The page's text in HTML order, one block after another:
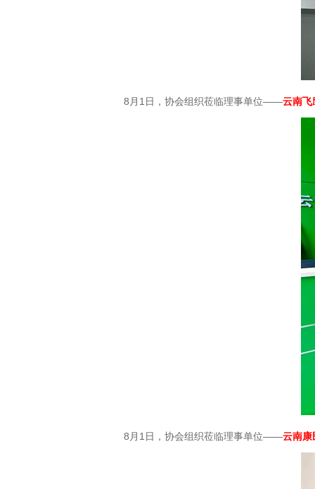
8月1日，协会组织莅临理事单位——云南飞
8月1日，协会组织莅临理事单位——云南康